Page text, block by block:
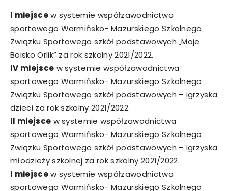
I miejscew systemie współzawodnictwa
sportowego Warmińsko- Mazurskiego Szkolnego
Związku Sportowego szkół podstawowych „Moje
Boisko Orlik” za rok szkolny 2021/2022.
IV miejsce w systemie współzawodnictwa
sportowego Warmińsko- Mazurskiego Szkolnego
Związku Sportowego szkół podstawowych – igrzyska
dzieci za rok szkolny 2021/2022.
II miejsce w systemie współzawodnictwa
sportowego Warmińsko- Mazurskiego Szkolnego
Związku Sportowego szkół podstawowych – igrzyska
młodzieży szkolnej za rok szkolny 2021/2022.
I miejscew systemie współzawodnictwa
sportowego Warmińsko- Mazurskiego Szkolnego